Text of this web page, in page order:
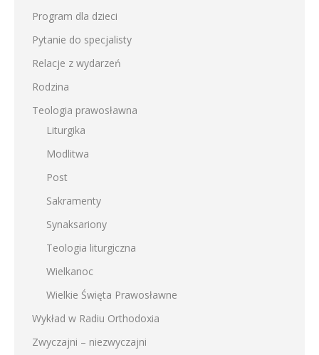
Program dla dzieci
Pytanie do specjalisty
Relacje z wydarzeń
Rodzina
Teologia prawosławna
Liturgika
Modlitwa
Post
Sakramenty
Synaksariony
Teologia liturgiczna
Wielkanoc
Wielkie Święta Prawosławne
Wykład w Radiu Orthodoxia
Zwyczajni – niezwyczajni